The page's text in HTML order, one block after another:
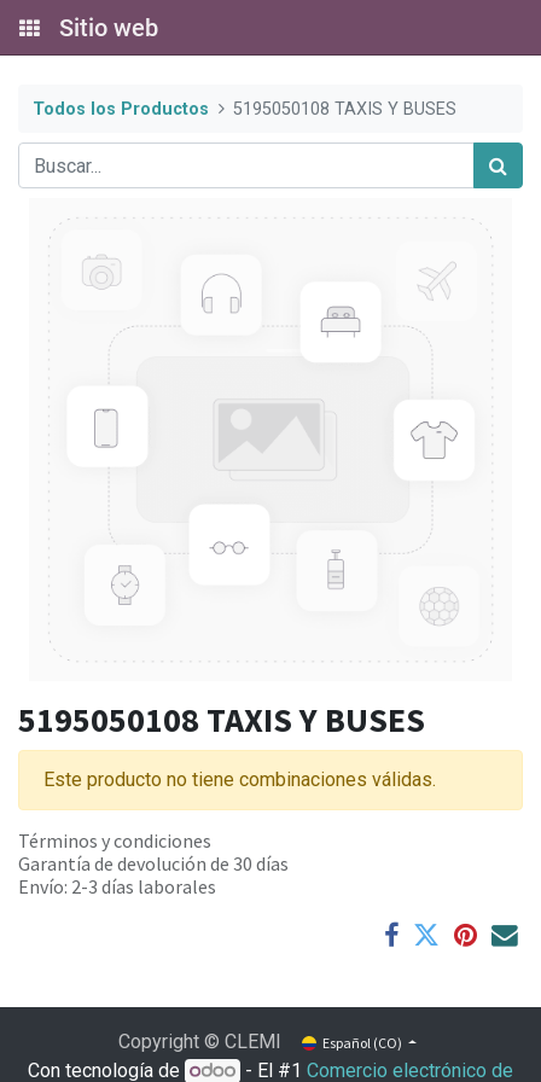
Sitio web
Todos los Productos 5195050108 TAXIS Y BUSES
5195050108 TAXIS Y BUSES
Este producto no tiene combinaciones válidas.
Términos y condiciones
Garantía de devolución de 30 días
Envío: 2-3 días laborales
Copyright © CLEMI Español (CO)
Con tecnología de - El #1Comercio electrónico de